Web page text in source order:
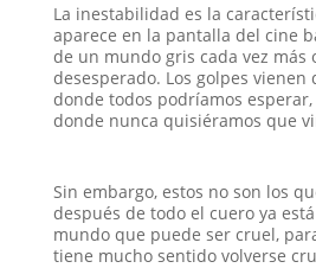
La inestabilidad es la
aparece en la pantalla del cine
de un mundo gris cada vez más
desesperado. Los golpes vienen
donde todos podríamos
donde nunca quisiéramos que
Sin embargo, estos no son los
después de todo el cuero ya
mundo que puede ser cruel,
tiene mucho sentido volverse